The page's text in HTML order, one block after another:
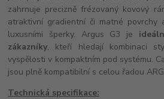
zahrnuje precizně frézovaný kovový
atraktivní gradientní či matné povrchy
luxusními šperky. Argus G3 je
zákazníky, kteří hledají kombinaci
vyspělosti v kompaktním pod systému.
jsou plně kompatibilní s celou řadou
Technická specifikace: